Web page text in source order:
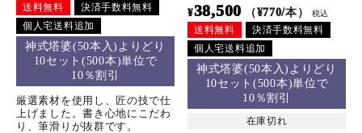
送料無料
決済手数料無料
個人宅送料追加
神式塔婆(50本入)よりどり
10セット(500本)単位で
10％割引
厳選素材を使用し、匠の技で仕
上げました。書き心地にこだわ
り、筆滑りが抜群です。
¥38,500 （¥770/本） 税込
送料無料
決済手数料無料
個人宅送料追加
神式塔婆(50本入)よりどり
10セット(500本)単位で
10％割引
在庫切れ